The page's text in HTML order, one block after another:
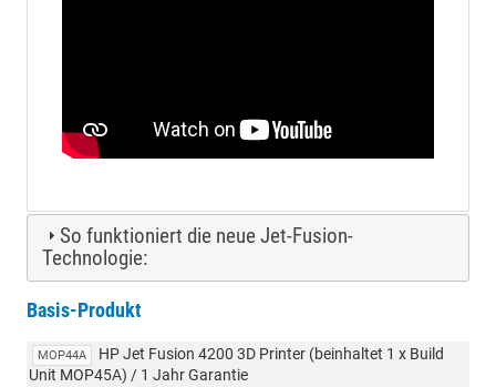
So funktioniert die neue Jet-Fusion-
Technologie:
Basis-Produkt
MOP44A
HP Jet Fusion 4200 3D Printer (beinhaltet 1 x Build
Unit MOP45A) / 1 Jahr Garantie